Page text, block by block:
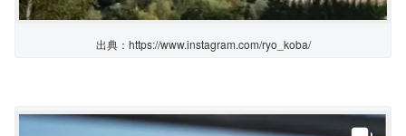
出典：https://www.instagram.com/ryo_koba/